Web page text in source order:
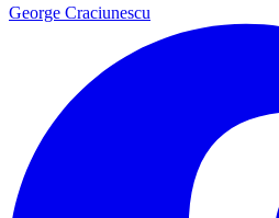
George Craciunescu